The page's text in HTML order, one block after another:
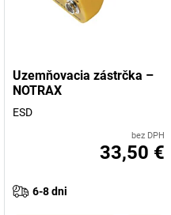
Uzemňovacia zástrčka –
NOTRAX
ESD
bez DPH
33,50 €
6-8 dni